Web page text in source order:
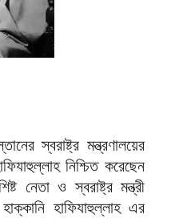
স্বরাষ্ট্র মন্ত্রণালয়ের
নিশ্চিত করেছেন
নেতা ও স্বরাষ্ট্র মন্ত্রী
হাফিযাহুল্লাহ এর